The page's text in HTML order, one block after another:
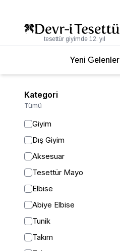
tesettür giyimde 12. yıl
Yeni Gelenler
Kategori
Tümü
Giyim
Dış Giyim
Aksesuar
Tesettür Mayo
Elbise
Abiye Elbise
Tunik
Takım